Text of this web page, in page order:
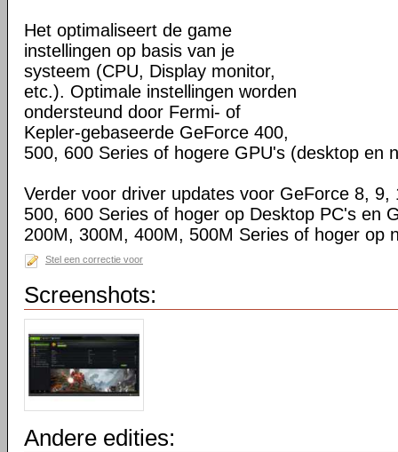
Het optimaliseert de game
instellingen op basis van je
systeem (CPU, Display monitor,
etc.). Optimale instellingen worden
ondersteund door Fermi- of
Kepler-gebaseerde GeForce 400,
500, 600 Series of hogere GPU's (desktop en
Verder voor driver updates voor GeForce 8, 9,
500, 600 Series of hoger op Desktop PC's en
200M, 300M, 400M, 500M Series of hoger op
Stel een correctie voor
Screenshots:
Andere edities: